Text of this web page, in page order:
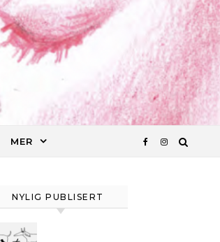
MER
NYLIG PUBLISERT